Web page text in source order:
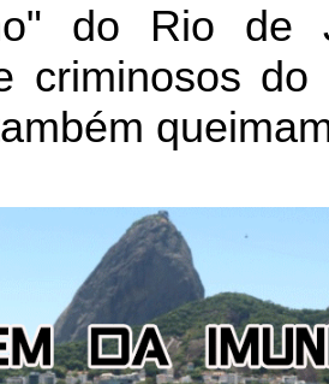
do Rio de
criminosos